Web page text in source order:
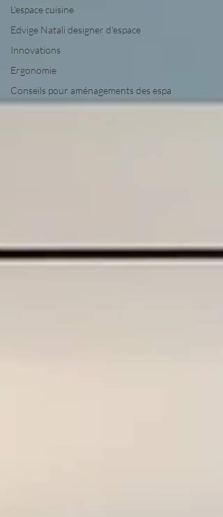
L'espace cuisine
Edvige Natali designer d'espace
Innovations
Ergonomie
Conseils pour aménagements des espa